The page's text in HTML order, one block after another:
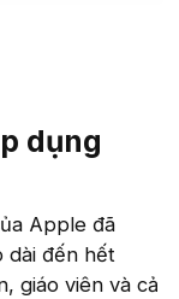
dụng
Apple đã
dài đến hết
giáo viên và cả